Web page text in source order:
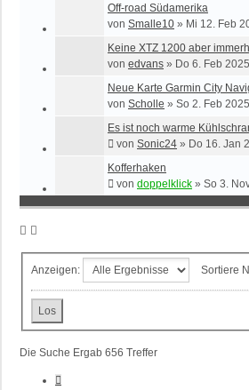
Off-road Südamerika
von Smalle10 » Mi 12. Feb
Keine XTZ 1200 aber
von edvans » Do 6. Feb
Neue Karte Garmin City
von Scholle » So 2. Feb
Es ist noch warme
von Sonic24 » Do 16. Jan
Kofferhaken
von doppelklick » So 3.
Anzeigen: Sortiere
Die Suche Ergab 656 Treffer